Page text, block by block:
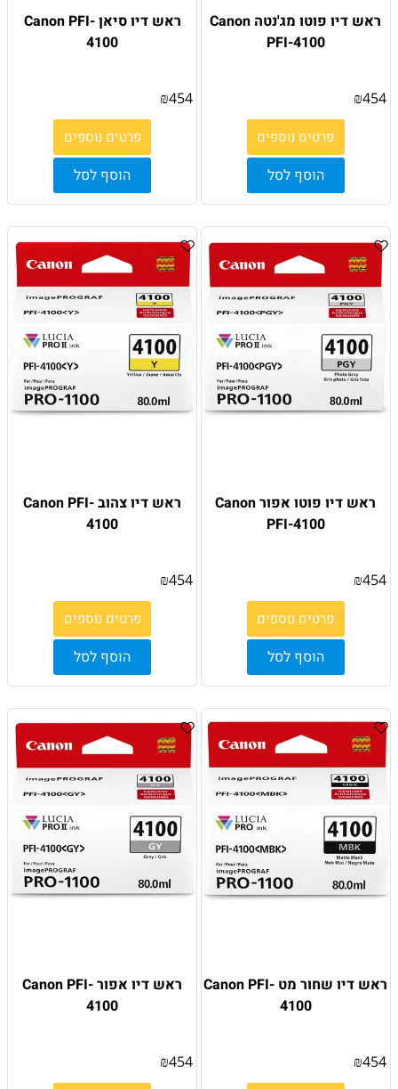
ראש דיו פוטו מג'נטה Canon
PFI-4100
₪454
פרטים נוספים
הוסף לסל
ראש דיו סיאן Canon PFI-
4100
₪454
פרטים נוספים
הוסף לסל
ראש דיו פוטו אפור Canon
PFI-4100
₪454
פרטים נוספים
הוסף לסל
ראש דיו צהוב Canon PFI-
4100
₪454
פרטים נוספים
הוסף לסל
ראש דיו שחור מט Canon PFI-
4100
₪454
ראש דיו אפור Canon PFI-
4100
₪454